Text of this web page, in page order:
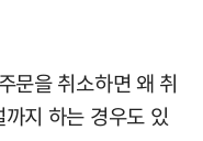
문을 취소하면 왜 취
지 하는 경우도 있